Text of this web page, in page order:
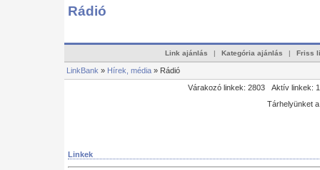
Rádió
Link ajánlás | Kategória ajánlás | Friss
LinkBank » Hírek, média » Rádió
Várakozó linkek: 2803 Aktív linkek:
Tárhelyünket
Linkek